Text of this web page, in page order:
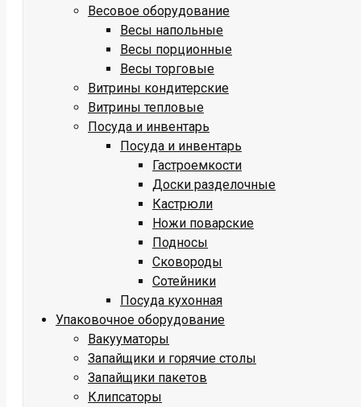
Весовое оборудование
Весы напольные
Весы порционные
Весы торговые
Витрины кондитерские
Витрины тепловые
Посуда и инвентарь
Посуда и инвентарь
Гастроемкости
Доски разделочные
Кастрюли
Ножи поварские
Подносы
Сковороды
Сотейники
Посуда кухонная
Упаковочное оборудование
Вакууматоры
Запайщики и горячие столы
Запайщики пакетов
Клипсаторы